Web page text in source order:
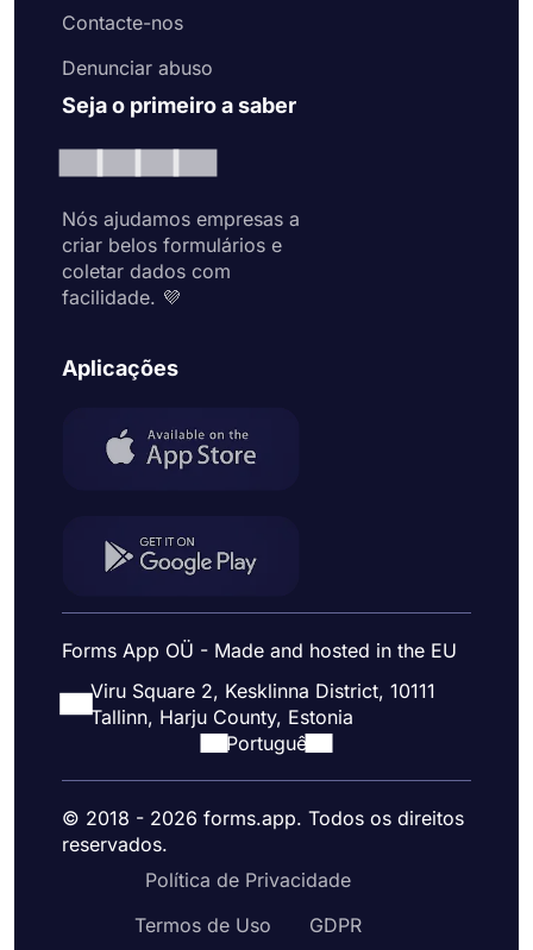
Contacte-nos
Denunciar abuso
Seja o primeiro a saber
Nós ajudamos empresas a
criar belos formulários e
coletar dados com
facilidade. 💜
Aplicações
Forms App OÜ - Made and hosted in the EU
Viru Square 2, Kesklinna District, 10111
Tallinn, Harju County, Estonia
Portuguê
© 2018 - 2026 forms.app. Todos os direitos
reservados.
Política de Privacidade
Termos de Uso
GDPR